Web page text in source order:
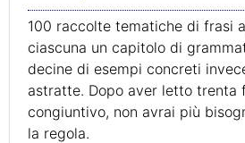
100 raccolte tematiche di frasi
ciascuna un capitolo di
decine di esempi concreti
astratte. Dopo aver letto trenta
congiuntivo, non avrai più
la regola.